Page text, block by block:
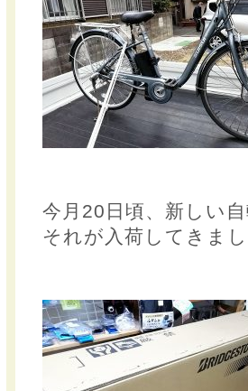
今月20日頃、新しい
それが入荷してきま